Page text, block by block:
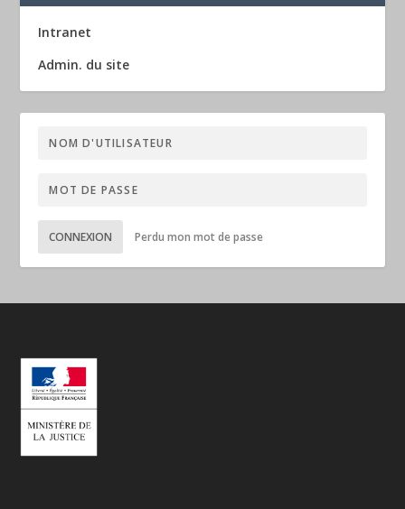
Intranet
Admin. du site
CONNEXION Perdu mon mot de passe